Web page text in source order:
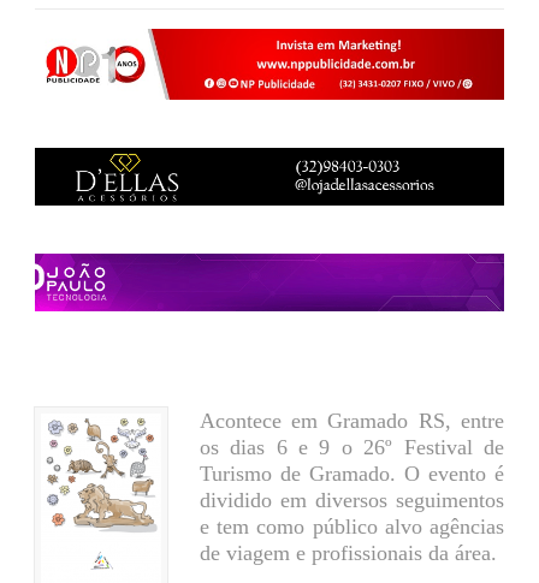
Acontece em Gramado RS, entre
os dias 6 e 9 o 26º Festival de
Turismo de Gramado. O evento é
dividido em diversos seguimentos
e tem como público alvo agências
de viagem e profissionais da área.